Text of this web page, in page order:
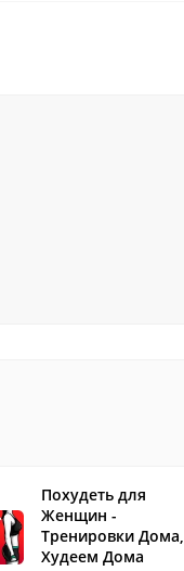
Похудеть для
Женщин -
Тренировки Дома,
Худеем Дома